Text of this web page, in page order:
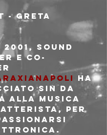
- Greta
2001, sound
e co-
ha
sin da
alla musica
per